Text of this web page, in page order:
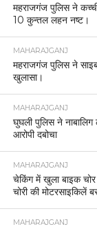
महराजगंज पुलिस ने
10 कुन्तल लहन नष्ट।
MAHARAJGANJ
महराजगंज पुलिस ने
खुलासा।
MAHARAJGANJ
घुघली पुलिस ने
आरोपी दबोचा
MAHARAJGANJ
चेकिंग में खुला बाइक चोर
चोरी की मोटरसाइकिलें
MAHARAJGANJ